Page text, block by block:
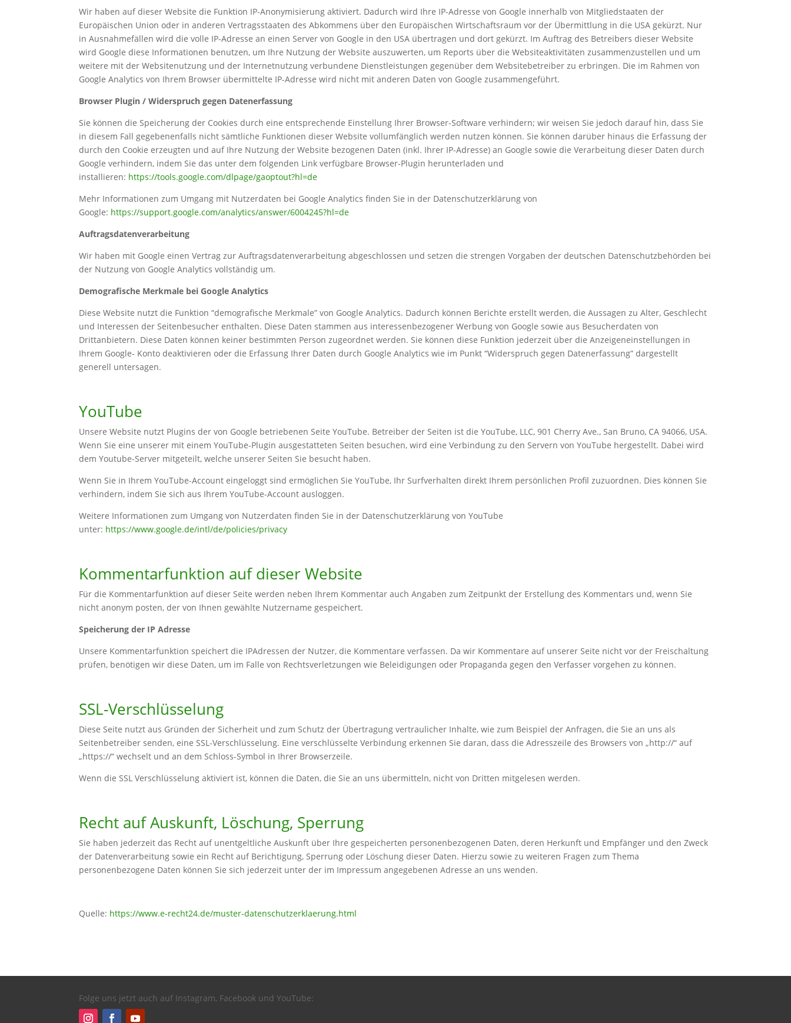
Wir haben auf dieser Website die Funktion IP-Anonymisierung aktiviert. Dadurch wird Ihre IP-Adresse von Google innerhalb von Mitgliedstaaten der
Europäischen Union oder in anderen Vertragsstaaten des Abkommens über den Europäischen Wirtschaftsraum vor der Übermittlung in die USA gekürzt. Nur
in Ausnahmefällen wird die volle IP-Adresse an einen Server von Google in den USA übertragen und dort gekürzt. Im Auftrag des Betreibers dieser Website
wird Google diese Informationen benutzen, um Ihre Nutzung der Website auszuwerten, um Reports über die Websiteaktivitäten zusammenzustellen und um
weitere mit der Websitenutzung und der Internetnutzung verbundene Dienstleistungen gegenüber dem Websitebetreiber zu erbringen. Die im Rahmen von
Google Analytics von Ihrem Browser übermittelte IP-Adresse wird nicht mit anderen Daten von Google zusammengeführt.
Browser Plugin / Widerspruch gegen Datenerfassung
Sie können die Speicherung der Cookies durch eine entsprechende Einstellung Ihrer Browser-Software verhindern; wir weisen Sie jedoch darauf hin, dass Sie
in diesem Fall gegebenenfalls nicht sämtliche Funktionen dieser Website vollumfänglich werden nutzen können. Sie können darüber hinaus die Erfassung der
durch den Cookie erzeugten und auf Ihre Nutzung der Website bezogenen Daten (inkl. Ihrer IP-Adresse) an Google sowie die Verarbeitung dieser Daten durch
Google verhindern, indem Sie das unter dem folgenden Link verfügbare Browser-Plugin herunterladen und
installieren: https://tools.google.com/dlpage/gaoptout?hl=de
Mehr Informationen zum Umgang mit Nutzerdaten bei Google Analytics finden Sie in der Datenschutzerklärung von
Google: https://support.google.com/analytics/answer/6004245?hl=de
Auftragsdatenverarbeitung
Wir haben mit Google einen Vertrag zur Auftragsdatenverarbeitung abgeschlossen und setzen die strengen Vorgaben der deutschen Datenschutzbehörden bei
der Nutzung von Google Analytics vollständig um.
Demografische Merkmale bei Google Analytics
Diese Website nutzt die Funktion “demografische Merkmale” von Google Analytics. Dadurch können Berichte erstellt werden, die Aussagen zu Alter, Geschlecht
und Interessen der Seitenbesucher enthalten. Diese Daten stammen aus interessenbezogener Werbung von Google sowie aus Besucherdaten von
Drittanbietern. Diese Daten können keiner bestimmten Person zugeordnet werden. Sie können diese Funktion jederzeit über die Anzeigeneinstellungen in
Ihrem Google- Konto deaktivieren oder die Erfassung Ihrer Daten durch Google Analytics wie im Punkt “Widerspruch gegen Datenerfassung” dargestellt
generell untersagen.
YouTube
Unsere Website nutzt Plugins der von Google betriebenen Seite YouTube. Betreiber der Seiten ist die YouTube, LLC, 901 Cherry Ave., San Bruno, CA 94066, USA.
Wenn Sie eine unserer mit einem YouTube-Plugin ausgestatteten Seiten besuchen, wird eine Verbindung zu den Servern von YouTube hergestellt. Dabei wird
dem Youtube-Server mitgeteilt, welche unserer Seiten Sie besucht haben.
Wenn Sie in Ihrem YouTube-Account eingeloggt sind ermöglichen Sie YouTube, Ihr Surfverhalten direkt Ihrem persönlichen Profil zuzuordnen. Dies können Sie
verhindern, indem Sie sich aus Ihrem YouTube-Account ausloggen.
Weitere Informationen zum Umgang von Nutzerdaten finden Sie in der Datenschutzerklärung von YouTube
unter: https://www.google.de/intl/de/policies/privacy
Kommentarfunktion auf dieser Website
Für die Kommentarfunktion auf dieser Seite werden neben Ihrem Kommentar auch Angaben zum Zeitpunkt der Erstellung des Kommentars und, wenn Sie
nicht anonym posten, der von Ihnen gewählte Nutzername gespeichert.
Speicherung der IP Adresse
Unsere Kommentarfunktion speichert die IPAdressen der Nutzer, die Kommentare verfassen. Da wir Kommentare auf unserer Seite nicht vor der Freischaltung
prüfen, benötigen wir diese Daten, um im Falle von Rechtsverletzungen wie Beleidigungen oder Propaganda gegen den Verfasser vorgehen zu können.
SSL-Verschlüsselung
Diese Seite nutzt aus Gründen der Sicherheit und zum Schutz der Übertragung vertraulicher Inhalte, wie zum Beispiel der Anfragen, die Sie an uns als
Seitenbetreiber senden, eine SSL-Verschlüsselung. Eine verschlüsselte Verbindung erkennen Sie daran, dass die Adresszeile des Browsers von „http://“ auf
„https://“ wechselt und an dem Schloss-Symbol in Ihrer Browserzeile.
Wenn die SSL Verschlüsselung aktiviert ist, können die Daten, die Sie an uns übermitteln, nicht von Dritten mitgelesen werden.
Recht auf Auskunft, Löschung, Sperrung
Sie haben jederzeit das Recht auf unentgeltliche Auskunft über Ihre gespeicherten personenbezogenen Daten, deren Herkunft und Empfänger und den Zweck
der Datenverarbeitung sowie ein Recht auf Berichtigung, Sperrung oder Löschung dieser Daten. Hierzu sowie zu weiteren Fragen zum Thema
personenbezogene Daten können Sie sich jederzeit unter der im Impressum angegebenen Adresse an uns wenden.
Quelle: https://www.e-recht24.de/muster-datenschutzerklaerung.html
Folge uns jetzt auch auf Instagram, Facebook und YouTube: